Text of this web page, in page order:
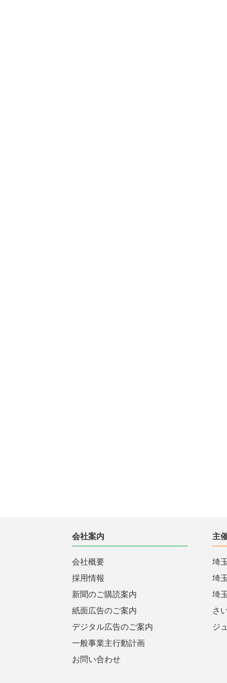
会社案内
会社概要
採用情報
新聞のご購読案内
紙面広告のご案内
デジタル広告のご案内
一般事業主行動計画
お問い合わせ
主
埼
埼
埼
さ
ジ